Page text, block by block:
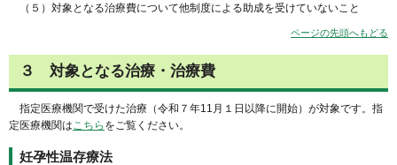
（５）対象となる治療費について他制度による助成を受けていないこと
ページの先頭へもどる
３ 対象となる治療・治療費
指定医療機関で受けた治療（令和７年11月１日以降に開始）が対象です。指
定医療機関は こちら をご覧ください。
妊孕性温存療法